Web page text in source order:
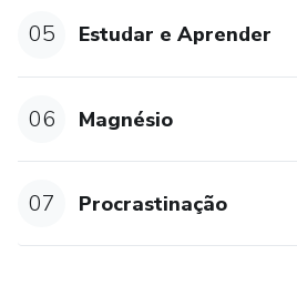
05 Estudar e Aprender
06 Magnésio
07 Procrastinação